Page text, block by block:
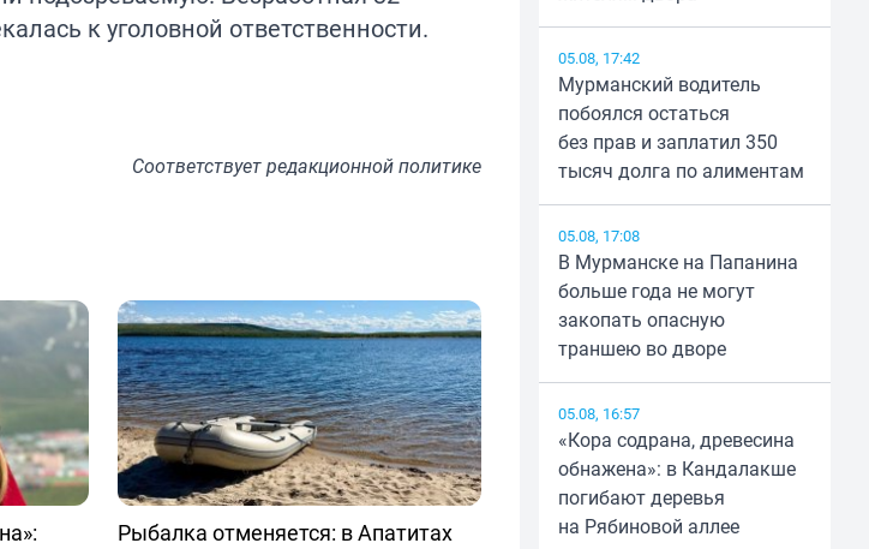
к уголовной ответственности.
Соответствуетредакционной политике
Рыбалка отменяется: в Апатитах
05.08, 17:42
Мурманский водитель
побоялся остаться
без прав и заплатил 350
тысяч долга по алиментам
05.08, 17:08
В Мурманске на Папанина
больше года не могут
закопать опасную
траншею во дворе
05.08, 16:57
«Кора содрана, древесина
обнажена»: в Кандалакше
погибают деревья
на Рябиновой аллее